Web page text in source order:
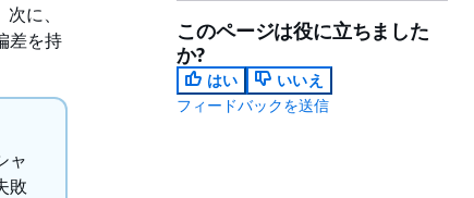
に、
差を持
ャ
敗
このページは役に立ちました
か?
はい
いいえ
フィードバックを送信